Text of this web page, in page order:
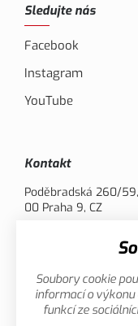
Sledujte nás
Facebook
Instagram
YouTube
Kontakt
Poděbradská 260/
00 Praha 9, CZ
Možnosti platby
Soubory cookie
informací o výkonu
funkcí ze